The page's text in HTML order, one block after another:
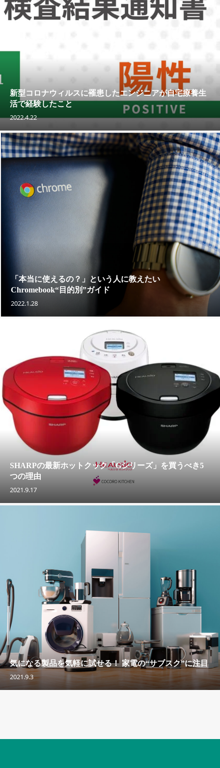
新型コロナウィルスに罹患したエンジニアが自宅療養生
活で経験したこと
2022.4.22
「本当に使えるの？」という人に教えたい
Chromebook“目的別”ガイド
2022.1.28
SHARPの最新ホットクック「Gシリーズ」を買うべき5
つの理由
2021.9.17
気になる製品を気軽に試せる！ 家電の“サブスク”に注目
2021.9.3
セキュリティキャンペーンでのバナー